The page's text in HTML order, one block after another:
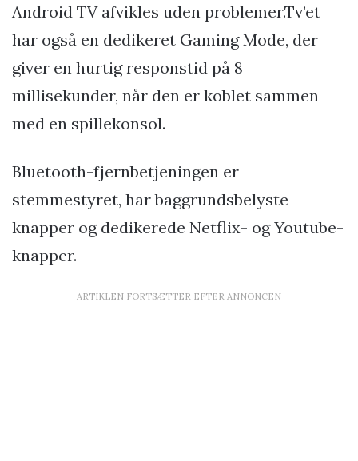
Android TV afvikles uden problemer.Tv’et
har også en dedikeret Gaming Mode, der
giver en hurtig responstid på 8
millisekunder, når den er koblet sammen
med en spillekonsol.
Bluetooth-fjernbetjeningen er
stemmestyret, har baggrundsbelyste
knapper og dedikerede Netflix- og Youtube-
knapper.
ARTIKLEN FORTSÆTTER EFTER ANNONCEN